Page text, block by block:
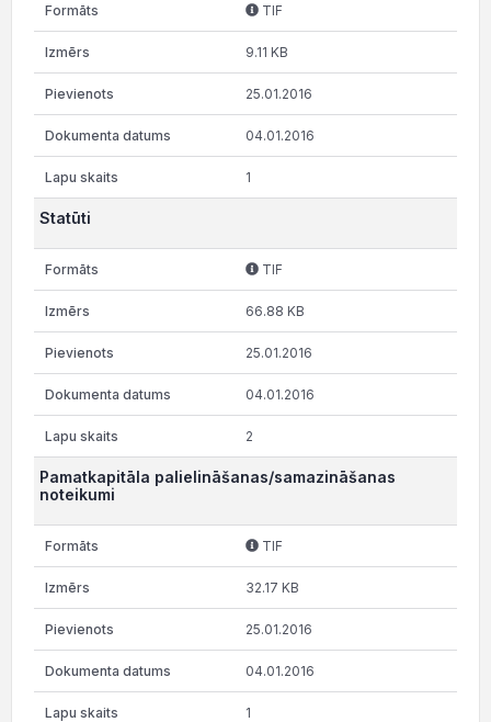
TIF
9.11 KB
25.01.2016
04.01.2016
1
Statūti
TIF
66.88 KB
25.01.2016
04.01.2016
2
Pamatkapitāla palielināšanas/samazināšanas
noteikumi
TIF
32.17 KB
25.01.2016
04.01.2016
1